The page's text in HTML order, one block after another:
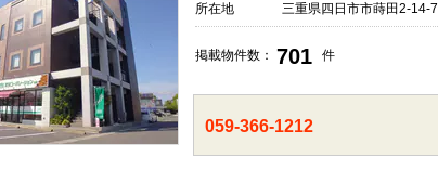
所在地 三重県四日市市蒔田2-14-7
掲載物件数： 701 件
059-366-1212